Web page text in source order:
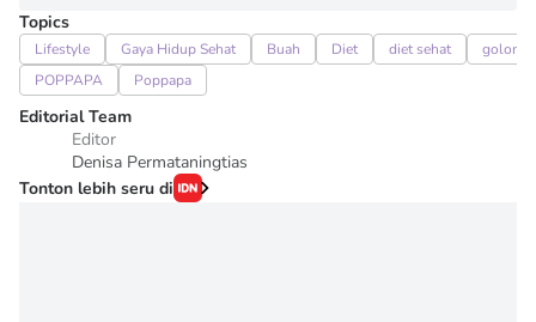
Topics
Lifestyle Gaya Hidup Sehat Buah Diet diet sehat
POPPAPA
Poppapa
Editorial Team
Editor
Denisa Permataningtias
Tonton lebih seru di